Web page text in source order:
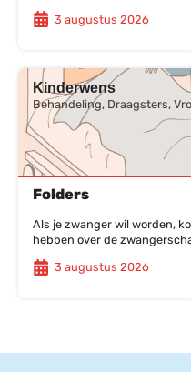
3 augustus 2026
Kinderwens
Behandeling, Draagsters,
Folders
Als je zwanger wil worden,
hebben over de
3 augustus 2026